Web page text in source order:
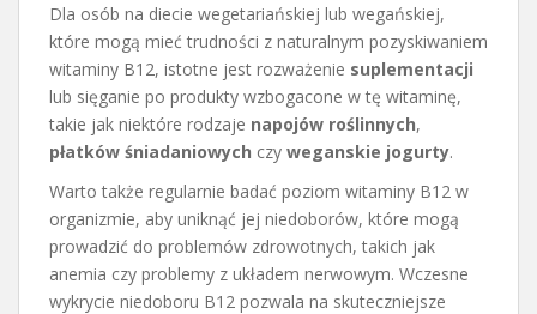
Dla osób na diecie wegetariańskiej lub wegańskiej,
które mogą mieć trudności z naturalnym pozyskiwaniem
witaminy B12, istotne jest rozważenie suplementacji
lub sięganie po produkty wzbogacone w tę witaminę,
takie jak niektóre rodzaje napojów roślinnych,
płatków śniadaniowych czy weganskie jogurty.
Warto także regularnie badać poziom witaminy B12 w
organizmie, aby uniknąć jej niedoborów, które mogą
prowadzić do problemów zdrowotnych, takich jak
anemia czy problemy z układem nerwowym. Wczesne
wykrycie niedoboru B12 pozwala na skuteczniejsze